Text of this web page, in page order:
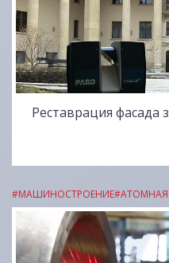
Реставрация фасада
#МАШИНОСТРОЕНИЕ